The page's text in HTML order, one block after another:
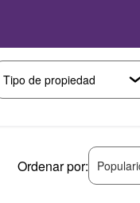
Ordenar por: